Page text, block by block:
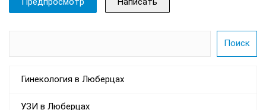
Гинекология в Люберцах
УЗИ в Люберцах